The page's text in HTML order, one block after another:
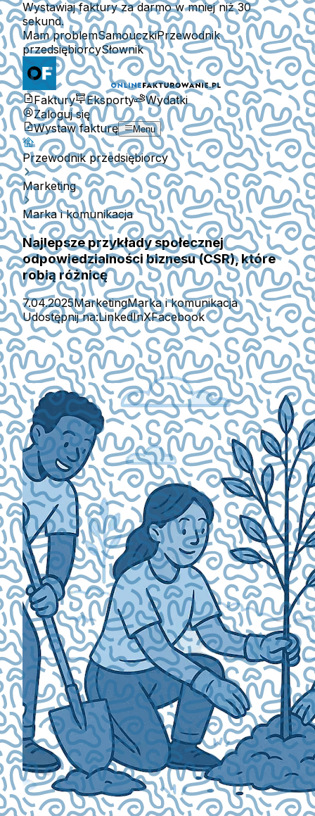
Wystawiaj faktury za darmo w mniej niż 30
sekund.
Mam problemSamouczkiPrzewodnik
przedsiębiorcySłownik
Faktury Eksporty
Wydatki
Zaloguj się
Wystaw fakturę
Menu
Przewodnik przedsiębiorcy
Marketing
Marka i komunikacja
Najlepsze przykłady społecznej
odpowiedzialności biznesu (CSR), które
robią różnicę
7.04.2025MarketingMarka i komunikacja
Udostępnij na:LinkedInXFacebook